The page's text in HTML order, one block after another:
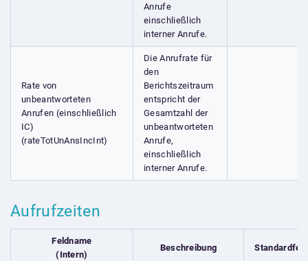
Anrufe
einschließlich
interner Anrufe.
Rate von
unbeantworteten
Anrufen (einschließlich
IC)
(rateTotUnAnsIncInt)
Die Anrufrate für
den
Berichtszeitraum
entspricht der
Gesamtzahl der
unbeantworteten
Anrufe,
einschließlich
interner Anrufe.
Aufrufzeiten
Feldname
(Intern)
Beschreibung